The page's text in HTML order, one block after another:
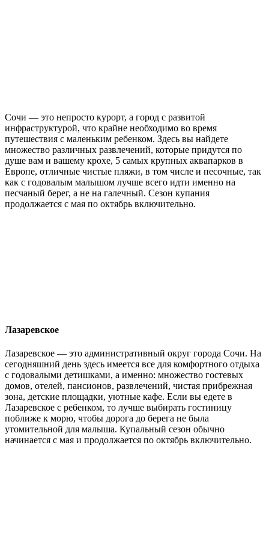
Сочи — это непросто курорт, а город с развитой
инфраструктурой, что крайне необходимо во время
путешествия с маленьким ребенком. Здесь вы найдете
множество различных развлечений, которые придутся по
душе вам и вашему крохе, 5 самых крупных аквапарков в
Европе, отличные чистые пляжи, в том числе и песочные, так
как с годовалым малышом лучше всего идти именно на
песчаный берег, а не на галечный. Сезон купания
продолжается с мая по октябрь включительно.
Лазаревское
Лазаревское — это административный округ города Сочи. На
сегодняшний день здесь имеется все для комфортного отдыха
с годовалыми детишками, а именно: множество гостевых
домов, отелей, пансионов, развлечений, чистая прибрежная
зона, детские площадки, уютные кафе. Если вы едете в
Лазаревское с ребенком, то лучше выбирать гостиницу
поближе к морю, чтобы дорога до берега не была
утомительной для малыша. Купальный сезон обычно
начинается с мая и продолжается по октябрь включительно.